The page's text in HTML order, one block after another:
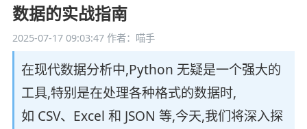
数据的实战指南
2025-07-17 09:03:47作者：喵手
在现代数据分析中,Python 无疑是一个强大的
工具,特别是在处理各种格式的数据时,
如 CSV、Excel 和 JSON 等,今天,我们将深入探